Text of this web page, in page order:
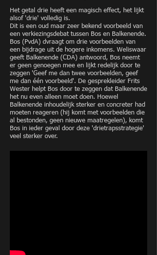
Het getal drie heeft een magisch effect, het lijkt
alsof 'drie' volledig is.
Dit is een oud maar zeer bekend voorbeeld van
een verkiezingsdebat tussen Bos en Balkenende.
Bos (PvdA) dvraagt om drie voorbeelden van
een bijdrage uit de hogere inkomens. Weliswaar
geeft Balkenende (CDA) antwoord, Bos neemt
er geen genoegen mee en lijkt redelijk door te
zeggen 'Geef me dan twee voorbeelden, geef
me dan één voorbeeld'. De gesprekleider Frits
Wester helpt Bos door te zeggen dat Balkenende
het nu even alleen moet doen. Hoewel
Balkenende inhoudelijk sterker en concreter had
moeten reageren (hij komt met voorbeelden die
al bestonden, geen nieuwe maatregelen), komt
Bos in ieder geval door deze 'drietrapsstrategie'
veel sterker over.